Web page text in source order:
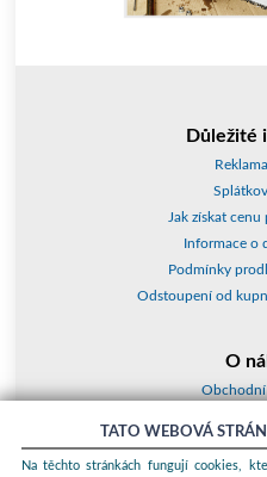
Důležité
Jak získat
Informace o
Podmínky
Odstoupení od
O
TATO WEBOVÁ
Na těchto stránkách fungují cookies,